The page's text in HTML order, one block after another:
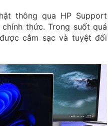
thông qua HP Support
thức. Trong suốt quá
cắm sạc và tuyệt đối